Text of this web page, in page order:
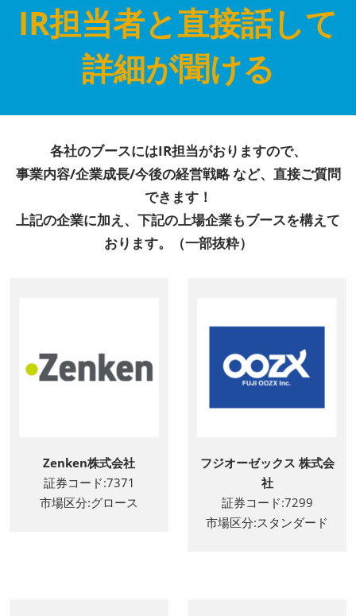
IR担当者と直接話して
詳細が聞ける
各社のブースにはIR担当がおりますので、
事業内容/企業成長/今後の経営戦略 など、直接ご質問
できます！
上記の企業に加え、下記の上場企業もブースを構えて
おります。（一部抜粋）
Zenken株式会社
証券コード:7371
市場区分:グロース
フジオーゼックス 株式会
社
証券コード:7299
市場区分:スタンダード